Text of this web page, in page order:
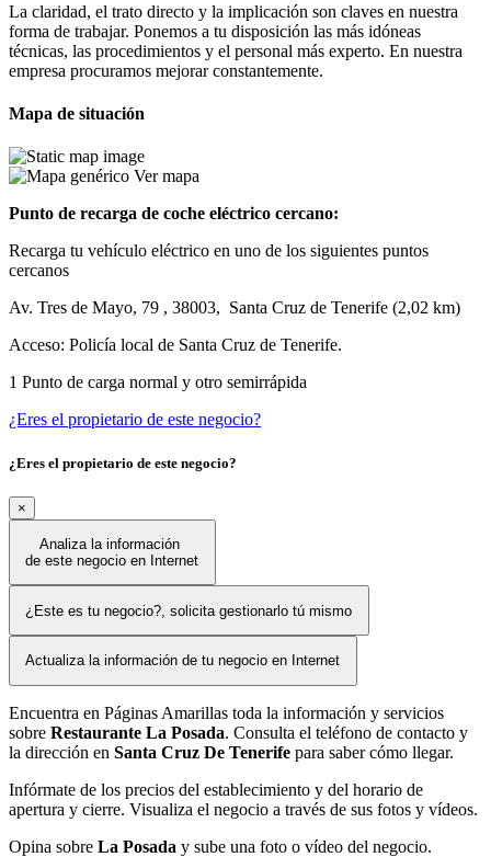
La claridad, el trato directo y la implicación son claves en nuestra
forma de trabajar. Ponemos a tu disposición las más idóneas
técnicas, las procedimientos y el personal más experto. En nuestra
empresa procuramos mejorar constantemente.
Mapa de situación
Ver mapa
Punto de recarga de coche eléctrico cercano:
Recarga tu vehículo eléctrico en uno de los siguientes puntos
cercanos
Av. Tres de Mayo, 79 , 38003, Santa Cruz de Tenerife (2,02 km)
Acceso: Policía local de Santa Cruz de Tenerife.
1 Punto de carga normal y otro semirrápida
¿Eres el propietario de este negocio?
¿Eres el propietario de este negocio?
×
Analiza la información
de este negocio en Internet
¿Este es tu negocio?, solicita gestionarlo tú mismo
Actualiza la información de tu negocio en Internet
Encuentra en Páginas Amarillas toda la información y servicios
sobre Restaurante La Posada. Consulta el teléfono de contacto y
la dirección en Santa Cruz De Tenerife para saber cómo llegar.
Infórmate de los precios del establecimiento y del horario de
apertura y cierre. Visualiza el negocio a través de sus fotos y vídeos.
Opina sobre La Posada y sube una foto o vídeo del negocio.